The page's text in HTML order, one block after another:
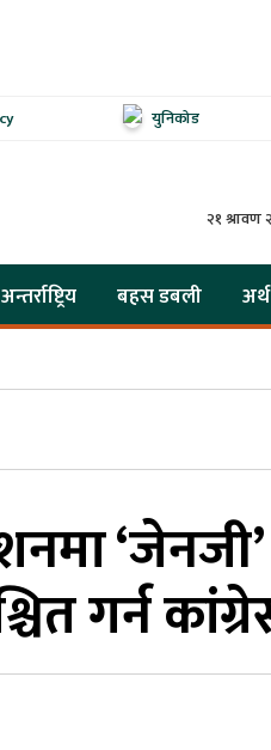
युनिकोड
२१
अन्तर्राष्ट्रिय बहस डबली
गर्न